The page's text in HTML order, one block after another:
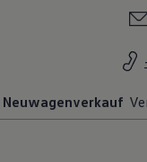
Neuwagenverkauf